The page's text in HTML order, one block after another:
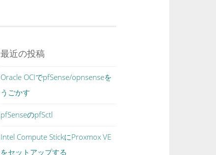
最近の投稿
Oracle OCIでpfSense/opnsenseを
うごかす
pfSenseのpfSctl
Intel Compute StickにProxmox VE
をセットアップする